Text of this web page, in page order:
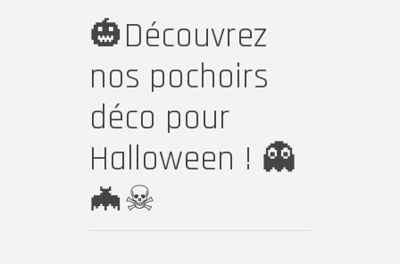
🎃Découvrez
nos pochoirs
déco pour
Halloween ! 👻
🦇☠